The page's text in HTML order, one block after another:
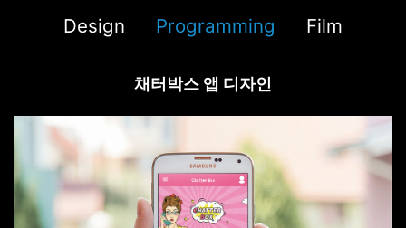
Design Programming Film
채터박스 앱 디자인